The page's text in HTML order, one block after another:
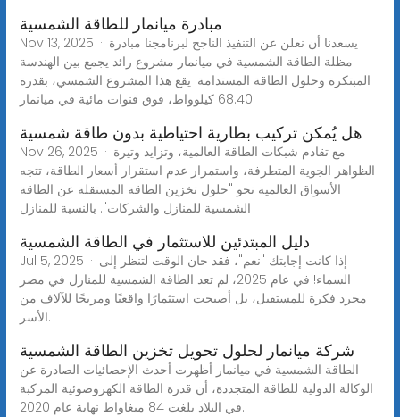
مبادرة ميانمار للطاقة الشمسية
Nov 13, 2025 · يسعدنا أن نعلن عن التنفيذ الناجح لبرنامجنا مبادرة
مظلة الطاقة الشمسية في ميانمار مشروع رائد يجمع بين الهندسة
المبتكرة وحلول الطاقة المستدامة. يقع هذا المشروع الشمسي، بقدرة
68.40 كيلوواط، فوق قنوات مائية في ميانمار
هل يُمكن تركيب بطارية احتياطية بدون طاقة شمسية
Nov 26, 2025 · مع تقادم شبكات الطاقة العالمية، وتزايد وتيرة
الظواهر الجوية المتطرفة، واستمرار عدم استقرار أسعار الطاقة، تتجه
الأسواق العالمية نحو "حلول تخزين الطاقة المستقلة عن الطاقة
الشمسية للمنازل والشركات". بالنسبة للمنازل
دليل المبتدئين للاستثمار في الطاقة الشمسية
Jul 5, 2025 · إذا كانت إجابتك "نعم"، فقد حان الوقت لتنظر إلى
السماء! في عام 2025، لم تعد الطاقة الشمسية للمنازل في مصر
مجرد فكرة للمستقبل، بل أصبحت استثمارًا واقعيًا ومربحًا للآلاف من
الأسر.
شركة ميانمار لحلول تحويل تخزين الطاقة الشمسية
الطاقة الشمسية في ميانمار أظهرت أحدث الإحصائيات الصادرة عن
الوكالة الدولية للطاقة المتجددة، أن قدرة الطاقة الكهروضوئية المركبة
في البلاد بلغت 84 ميغاواط نهاية عام 2020.